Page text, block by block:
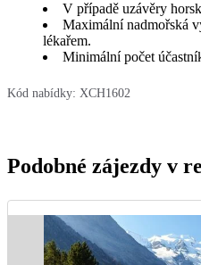
V případě uzávěry
Maximální nadmořská
lékařem.
Minimální počet
Kód nabídky: XCH1602
Podobné zájezdy v